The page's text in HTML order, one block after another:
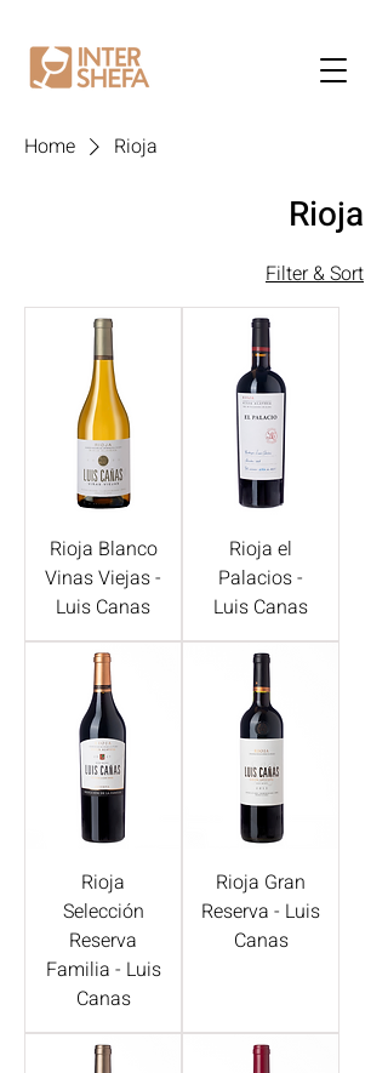
Home Rioja
Rioja
Filter & Sort
Rioja Blanco
Vinas Viejas -
Luis Canas
Rioja el
Palacios -
Luis Canas
Rioja
Selección
Reserva
Familia - Luis
Canas
Rioja Gran
Reserva - Luis
Canas